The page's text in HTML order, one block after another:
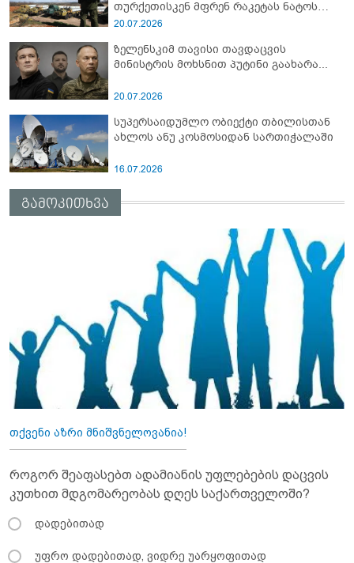
თურქეთისკენ მფრენ რაკეტას ნატოს
სამიტი კინაღამ ჩაუშლია
20.07.2026
ზელენსკიმ თავისი თავდაცვის
მინისტრის მოხსნით პუტინი გაახარა...
20.07.2026
სუპერსაიდუმლო ობიექტი თბილისთან
ახლოს ანუ კოსმოსიდან სართიჭალაში
16.07.2026
გამოკითხვა
თქვენი აზრი მნიშვნელოვანია!
როგორ შეაფასებთ ადამიანის უფლებების დაცვის
კუთხით მდგომარეობას დღეს საქართველოში?
დადებითად
უფრო დადებითად, ვიდრე უარყოფითად